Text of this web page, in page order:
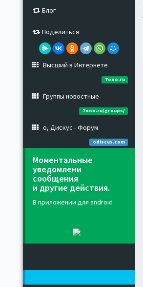
Блог
Поделиться
Высший в Интернете
7ooo.ru
Группы новостные
7ooo.ru/groups/
о, Дискус - Форум
odiscus.com
Моментальные
уведомлени
сообщения
и другие действия.
В приложении для android